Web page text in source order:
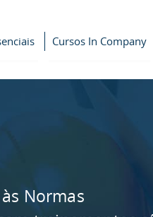
Cursos In Company
Normas